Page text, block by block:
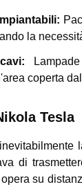
la
coperta
Tesla
inevitabilmente
di
su